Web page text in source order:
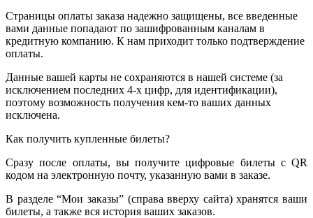
Страницы оплаты заказа надежно защищены, все введенные
вами данные попадают по зашифрованным каналам в
кредитную компанию. К нам приходит только подтверждение
оплаты.
Данные вашей карты не сохраняются в нашей системе (за
исключением последних 4-х цифр, для идентификации),
поэтому возможность получения кем-то ваших данных
исключена.
Как получить купленные билеты?
Сразу после оплаты, вы получите цифровые билеты с QR
кодом на электронную почту, указанную вами в заказе.
В разделе “Мои заказы” (справа вверху сайта) хранятся ваши
билеты, а также вся история ваших заказов.